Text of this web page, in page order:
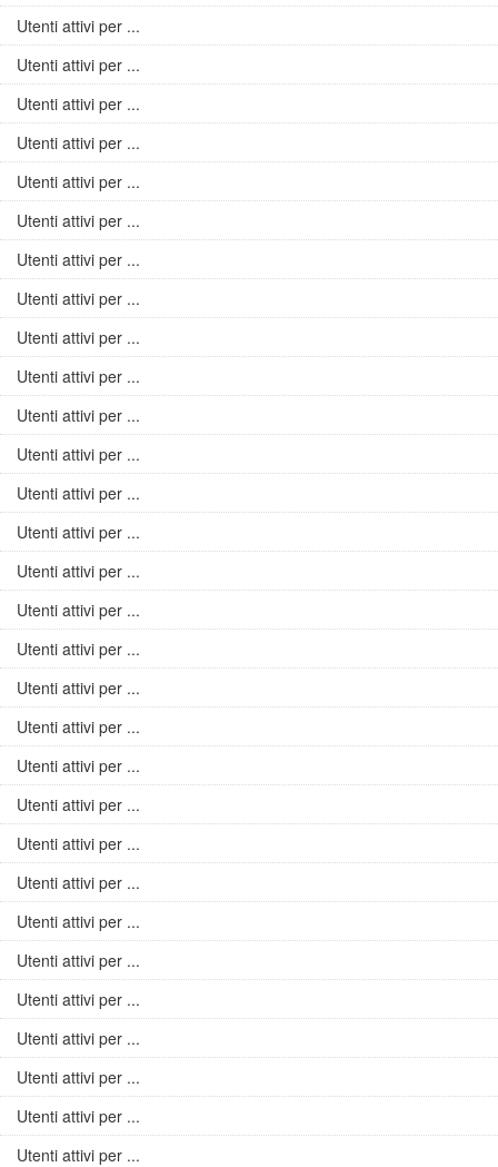
Utenti attivi per ...
Utenti attivi per ...
Utenti attivi per ...
Utenti attivi per ...
Utenti attivi per ...
Utenti attivi per ...
Utenti attivi per ...
Utenti attivi per ...
Utenti attivi per ...
Utenti attivi per ...
Utenti attivi per ...
Utenti attivi per ...
Utenti attivi per ...
Utenti attivi per ...
Utenti attivi per ...
Utenti attivi per ...
Utenti attivi per ...
Utenti attivi per ...
Utenti attivi per ...
Utenti attivi per ...
Utenti attivi per ...
Utenti attivi per ...
Utenti attivi per ...
Utenti attivi per ...
Utenti attivi per ...
Utenti attivi per ...
Utenti attivi per ...
Utenti attivi per ...
Utenti attivi per ...
Utenti attivi per ...